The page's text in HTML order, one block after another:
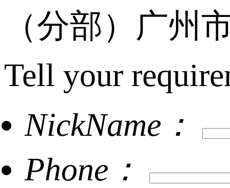
（分部）广州
Tell your
NickName：
Phone：